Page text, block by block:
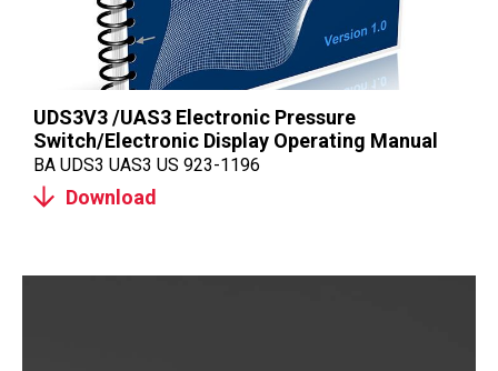
UDS3V3 /UAS3 Electronic Pressure
Switch/Electronic Display Operating Manual
BA UDS3 UAS3 US 923-1196
Download